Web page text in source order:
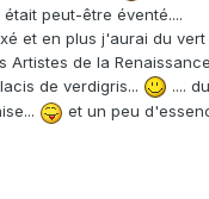
peut-être éventé....
et en plus j'aurai du vert
Artistes de la
de verdigris...
....
et un peu